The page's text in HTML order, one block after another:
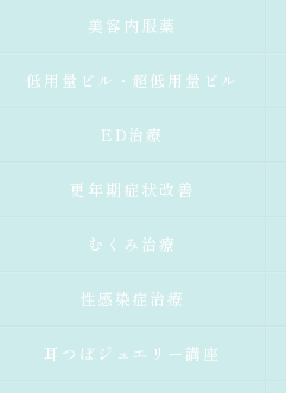
美容内服薬
低用量ピル・超低用量ピル
ED治療
更年期症状改善
むくみ治療
性感染症治療
耳つぼジュエリー講座